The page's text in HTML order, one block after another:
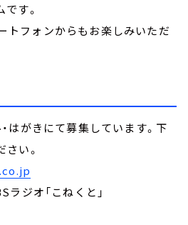
す。
トフォンからもお楽しみいただ
はがきにて募集しています。下
い。
ジオ「こねくと」